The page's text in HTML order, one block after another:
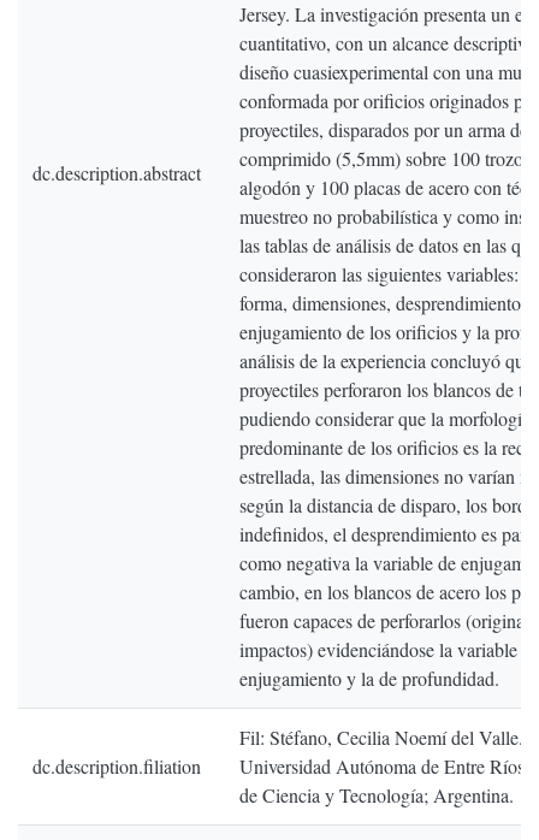
dc.description.abstract
Jersey. La investigación presenta un
cuantitativo, con un alcance
diseño cuasiexperimental con una
conformada por orificios originados por
proyectiles, disparados por un arma de
comprimido (5,5mm) sobre 100 trozos
algodón y 100 placas de acero con
muestreo no probabilística y como
las tablas de análisis de datos en las
consideraron las siguientes variables:
forma, dimensiones, desprendimiento,
enjugamiento de los orificios y la
análisis de la experiencia concluyó
proyectiles perforaron los blancos de
pudiendo considerar que la morfología
predominante de los orificios es la
estrellada, las dimensiones no varían
según la distancia de disparo, los
indefinidos, el desprendimiento es
como negativa la variable de
cambio, en los blancos de acero los
fueron capaces de perforarlos
impactos) evidenciándose la variable
enjugamiento y la de profundidad.
dc.description.filiation
Fil: Stéfano, Cecilia Noemí del Valle.
Universidad Autónoma de Entre Ríos.
de Ciencia y Tecnología; Argentina.